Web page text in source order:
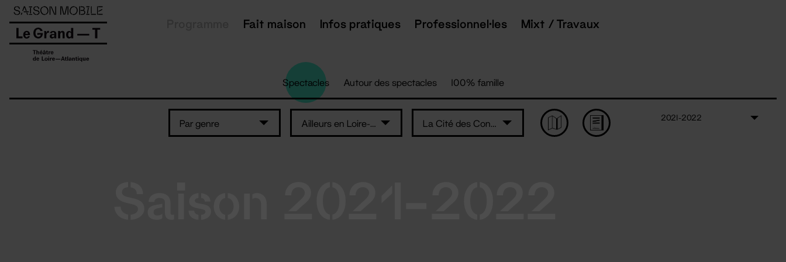
Fait maison Infos pratiques Professionnel·les Mixt / Travaux
Spectacles Autour des spectacles 100% famille
Par genre Ailleurs en Loire-Atlantique La Cité des Congrès de Nantes
2021-2022
Panneau de gestion des cookies